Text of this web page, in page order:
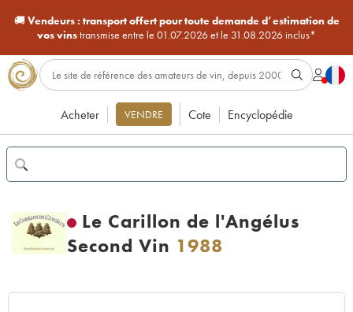
🚚Vendeurs : transport offert pour toute demande d’estimation de
vos vinstransmise entre le 01.07.2026 et le 31.08.2026 inclus*
Acheter VENDRE Cote Encyclopédie
Le Carillon de l'Angélus
Second Vin 1988